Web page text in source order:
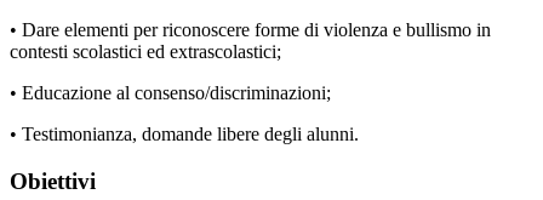
• Dare elementi per riconoscere forme di violenza e bullismo in
contesti scolastici ed extrascolastici;
• Educazione al consenso/discriminazioni;
• Testimonianza, domande libere degli alunni.
Obiettivi